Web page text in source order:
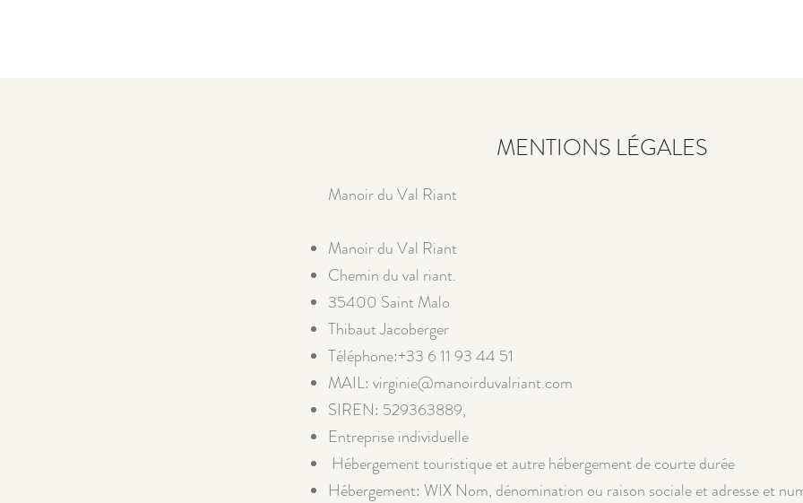
MENTIONS LÉGALES
Manoir du Val Riant
Manoir du Val Riant
Chemin du val riant.
35400 Saint Malo
Thibaut Jacoberger
Téléphone:+33 6 11 93 44 51
MAIL: virginie@manoirduvalriant.com
SIREN: 529363889,
Entreprise individuelle
​​​Hébergement touristique et autre hébergement de courte durée
Hébergement: WIX Nom, dénomination ou raison sociale et adresse et